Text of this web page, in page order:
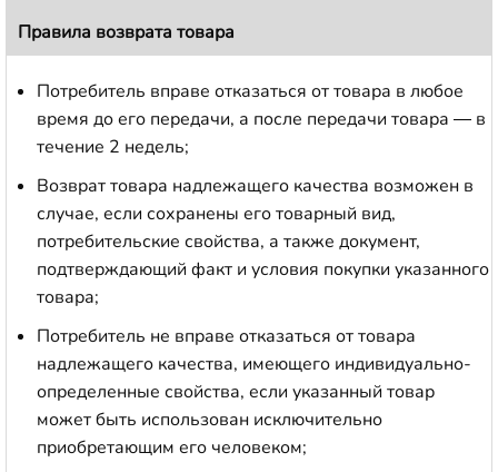
Правила возврата товара
Потребитель вправе отказаться от товара в любое
время до его передачи, а после передачи товара — в
течение 2 недель;
Возврат товара надлежащего качества возможен в
случае, если сохранены его товарный вид,
потребительские свойства, а также документ,
подтверждающий факт и условия покупки указанного
товара;
Потребитель не вправе отказаться от товара
надлежащего качества, имеющего индивидуально-
определенные свойства, если указанный товар
может быть использован исключительно
приобретающим его человеком;